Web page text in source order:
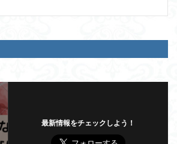
最新情報をチェックしよう！